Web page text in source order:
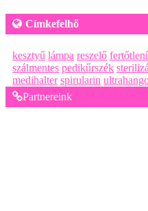
Címkefelhő
kesztyű lámpa reszelő
szálmentes pedikűrszék
medihalter spirularin
Partnereink